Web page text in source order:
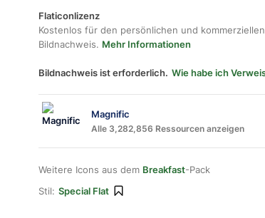
Flaticonlizenz
Kostenlos für den persönlichen und
Bildnachweis. Mehr Informationen
Bildnachweis ist erforderlich. Wie habe ich
Magnific
Alle 3,282,856 Ressourcen anzeigen
Weitere Icons aus dem Breakfast-Pack
Stil: Special Flat